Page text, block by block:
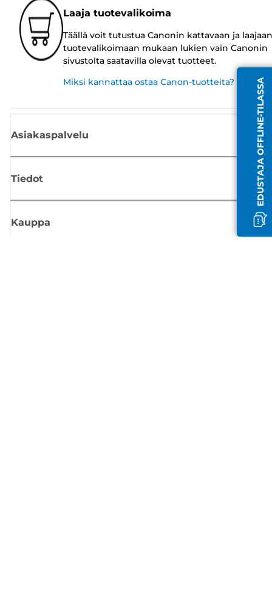
EDUSTAJA OFFLINE-TILASSA
Laaja tuotevalikoima
Täällä voit tutustua Canonin kattavaan ja laajaan
tuotevalikoimaan mukaan lukien vain Canonin
sivustolta saatavilla olevat tuotteet.
Miksi kannattaa ostaa Canon-tuotteita?
Asiakaspalvelu
Tiedot
Kauppa